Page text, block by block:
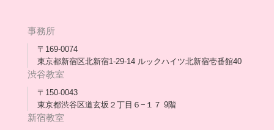
会長コラム一覧
メディア出演
スタッフ紹介
合格・進路実績
事務所
〒169-0074
東京都新宿区北新宿1-29-14 ルックハイツ北新宿壱番館40
渋谷教室
〒150-0043
東京都渋谷区道玄坂２丁目６−１７ 9階
新宿教室